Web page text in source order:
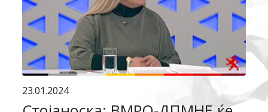
23.01.2024